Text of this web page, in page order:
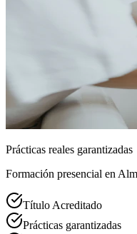
Prácticas reales garantizadas
Formación presencial en
Título Acreditado
Prácticas garantizadas